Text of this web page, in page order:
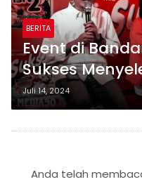
BERITA
Event di
Sukses
Hajatan
Talenta
Juli 14, 2024
Anda telah